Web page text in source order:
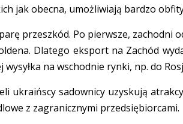
jak obecna, umożliwiają bardzo
przeszkód. Po pierwsze, zachodni
Dlatego eksport na Zachód
wysyłka na wschodnie rynki, np. do
ukraińscy sadownicy uzyskują
z zagranicznymi przedsiębiorcami.